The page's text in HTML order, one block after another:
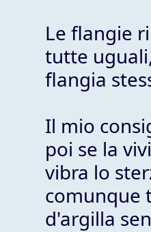
Le flangie
tutte
flangia
Il mio
poi se la
vibra lo
comunque
d'argilla